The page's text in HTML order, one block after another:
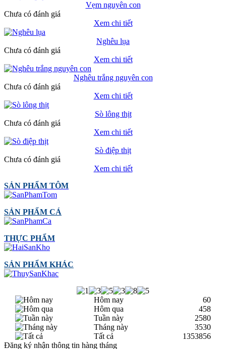
Vẹm nguyên con
Chưa có đánh giá
Xem chi tiết
Nghêu lụa
Chưa có đánh giá
Xem chi tiết
Nghêu trắng nguyên con
Chưa có đánh giá
Xem chi tiết
Sò lông thịt
Chưa có đánh giá
Xem chi tiết
Sò điệp thịt
Chưa có đánh giá
Xem chi tiết
SẢN PHẨM TÔM
SẢN PHẨM CÁ
THỰC PHẨM
SẢN PHẨM KHÁC
Hôm nay
60
Hôm qua
458
Tuần này
2580
Tháng này
3530
Tất cả
1353856
Đăng ký nhận thông tin hàng tháng